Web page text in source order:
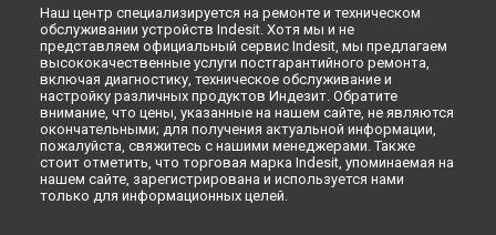
Ремонт стиральной машины WITL 851 (EU) Indesit в
Ремонт стиральной машины WITL 851 (EU) Indesit в
Астрахани
Ремонт стиральной машины WITL 851 (EU) Indesit в
Набережных Челнах
Ремонт стиральной машины WITL 851 (EU) Indesit вЛипецке
Наш центр специализируется на ремонте и техническом
обслуживании устройств Indesit. Хотя мы и не
представляем официальный сервис Indesit, мы предлагаем
высококачественные услуги постгарантийного ремонта,
включая диагностику, техническое обслуживание и
настройку различных продуктов Индезит. Обратите
внимание, что цены, указанные на нашем сайте, не являются
окончательными; для получения актуальной информации,
пожалуйста, свяжитесь с нашими менеджерами. Также
стоит отметить, что торговая марка Indesit, упоминаемая на
нашем сайте, зарегистрирована и используется нами
только для информационных целей.